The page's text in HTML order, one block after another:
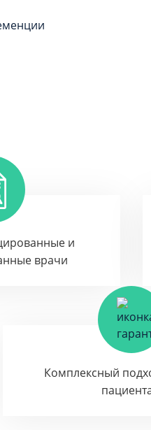
и
врачи
Комплексный